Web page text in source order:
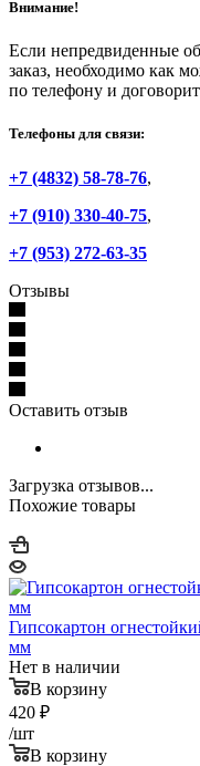
Внимание!
Если непредвиденные
заказ, необходимо как
по телефону и
Телефоны для связи:
+7 (4832) 58-78-76,
+7 (910) 330-40-75,
+7 (953) 272-63-35
Отзывы
Оставить отзыв
Загрузка отзывов...
Похожие товары
Гипсокартон
мм
Нет в наличии
В корзину
420 ₽
/шт
В корзину